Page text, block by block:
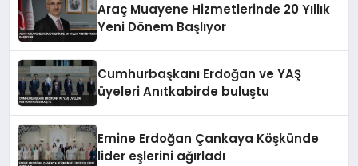
Araç Muayene Hizmetlerinde 20 Yıllık
Yeni Dönem Başlıyor
Cumhurbaşkanı Erdoğan ve YAŞ
üyeleri Anıtkabirde buluştu
Emine Erdoğan Çankaya Köşkünde
lider eşlerini ağırladı